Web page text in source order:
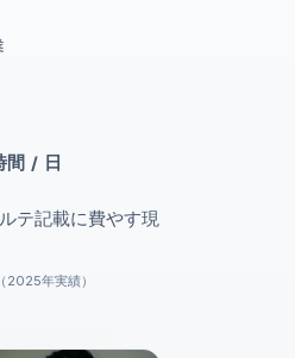
間 / 日
テ記載に費やす現
2025年実績）